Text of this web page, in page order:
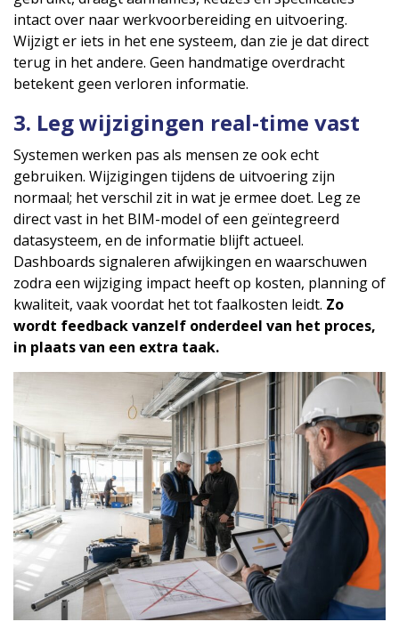
intact over naar werkvoorbereiding en uitvoering.
Wijzigt er iets in het ene systeem, dan zie je dat direct
terug in het andere. Geen handmatige overdracht
betekent geen verloren informatie.
3. Leg wijzigingen real-time vast
Systemen werken pas als mensen ze ook echt
gebruiken. Wijzigingen tijdens de uitvoering zijn
normaal; het verschil zit in wat je ermee doet. Leg ze
direct vast in het BIM-model of een geïntegreerd
datasysteem, en de informatie blijft actueel.
Dashboards signaleren afwijkingen en waarschuwen
zodra een wijziging impact heeft op kosten, planning of
kwaliteit, vaak voordat het tot faalkosten leidt. Zo
wordt feedback vanzelf onderdeel van het proces,
in plaats van een extra taak.